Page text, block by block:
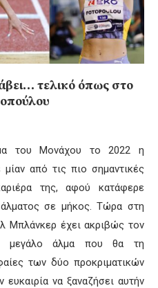
τελικό όπως στο
του Μονάχου το 2022 η
από τις πιο σημαντικές
της, αφού κατάφερε
σε μήκος. Τώρα στη
Μπλάνκερ έχει ακριβώς τον
μεγάλο άλμα που θα τη
των δύο προκριματικών
να ξαναζήσει αυτήν